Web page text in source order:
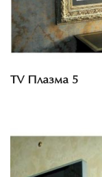
TV Плазма 5